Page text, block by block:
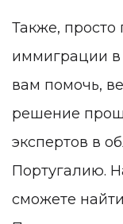
Также, просто
иммиграции
вам помочь,
решение
экспертов в
Португалию.
сможете